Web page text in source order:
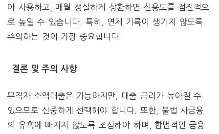
아 사용하고, 매월 성실하게 상환하면 신용도를 점진적으
로 높일 수 있습니다. 특히, 연체 기록이 생기지 않도록
주의하는 것이 가장 중요합니다.
결론 및 주의 사항
무직자 소액대출은 가능하지만, 대출 금리가 높아질 수
있으므로 신중하게 선택해야 합니다. 또한, 불법 사금융
의 유혹에 빠지지 않도록 조심해야 하며, 합법적인 금융